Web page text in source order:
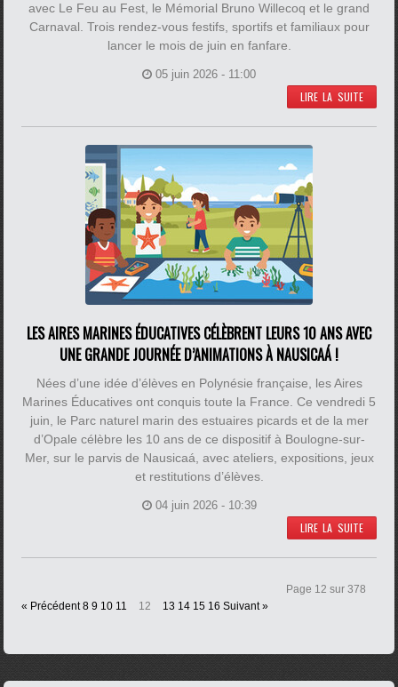
avec Le Feu au Fest, le Mémorial Bruno Willecoq et le grand
Carnaval. Trois rendez-vous festifs, sportifs et familiaux pour
lancer le mois de juin en fanfare.
05 juin 2026 - 11:00
LIRE LA SUITE
LES AIRES MARINES ÉDUCATIVES CÉLÈBRENT LEURS 10 ANS AVEC
UNE GRANDE JOURNÉE D’ANIMATIONS À NAUSICAÁ !
Nées d’une idée d’élèves en Polynésie française, les Aires
Marines Éducatives ont conquis toute la France. Ce vendredi 5
juin, le Parc naturel marin des estuaires picards et de la mer
d’Opale célèbre les 10 ans de ce dispositif à Boulogne-sur-
Mer, sur le parvis de Nausicaá, avec ateliers, expositions, jeux
et restitutions d’élèves.
04 juin 2026 - 10:39
LIRE LA SUITE
« Précédent 8 9 10 11 12 13 14 15 16 Suivant »
Page 12 sur 378